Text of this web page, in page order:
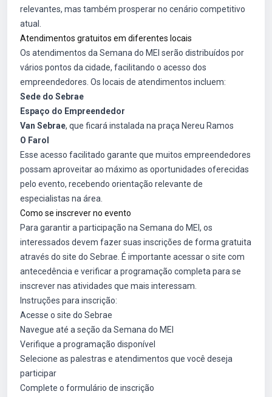
relevantes, mas também prosperar no cenário competitivo
atual.
Atendimentos gratuitos em diferentes locais
Os atendimentos da Semana do MEI serão distribuídos por
vários pontos da cidade, facilitando o acesso dos
empreendedores. Os locais de atendimentos incluem:
Sede do Sebrae
Espaço do Empreendedor
Van Sebrae, que ficará instalada na praça Nereu Ramos
O Farol
Esse acesso facilitado garante que muitos empreendedores
possam aproveitar ao máximo as oportunidades oferecidas
pelo evento, recebendo orientação relevante de
especialistas na área.
Como se inscrever no evento
Para garantir a participação na Semana do MEI, os
interessados devem fazer suas inscrições de forma gratuita
através do site do Sebrae. É importante acessar o site com
antecedência e verificar a programação completa para se
inscrever nas atividades que mais interessam.
Instruções para inscrição:
Acesse o site do Sebrae
Navegue até a seção da Semana do MEI
Verifique a programação disponível
Selecione as palestras e atendimentos que você deseja
participar
Complete o formulário de inscrição